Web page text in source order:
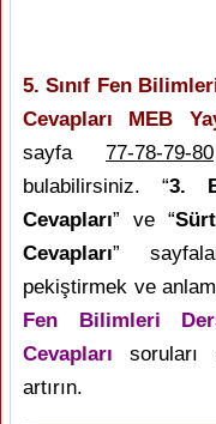
5. Sınıf Fen
Cevapları MEB
sayfa 77-78-79-80
bulabilirsiniz. “3.
Cevapları” ve “
Cevapları”
pekiştirmek ve
Fen Bilimleri
Cevapları soruları
artırın.